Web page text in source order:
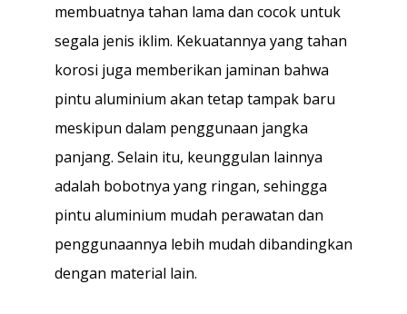
membuatnya tahan lama dan cocok untuk
segala jenis iklim. Kekuatannya yang tahan
korosi juga memberikan jaminan bahwa
pintu aluminium akan tetap tampak baru
meskipun dalam penggunaan jangka
panjang. Selain itu, keunggulan lainnya
adalah bobotnya yang ringan, sehingga
pintu aluminium mudah perawatan dan
penggunaannya lebih mudah dibandingkan
dengan material lain.